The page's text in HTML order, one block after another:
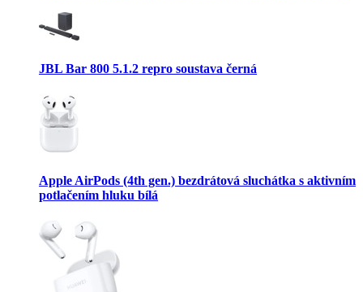
JBL Bar 800 5.1.2 repro soustava černá
Apple AirPods (4th gen.) bezdrátová sluchátka s aktivním
potlačením hluku bílá